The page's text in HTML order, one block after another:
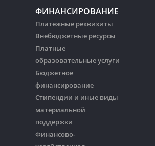
ФИНАНСИРОВАНИЕ
Платежные реквизиты
Внебюджетные ресурсы
Платные
образовательные услуги
Бюджетное
финансирование
Стипендии и иные виды
материальной
поддержки
Финансово-